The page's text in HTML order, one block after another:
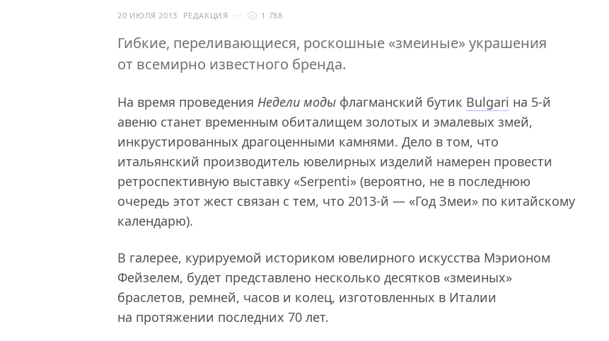
20 ИЮЛЯ 2013 РЕДАКЦИЯ 1 788
Гибкие, переливающиеся, роскошные «змеиные» украшения
от всемирно известного бренда.
На время проведения Недели моды флагманский бутик Bulgari на 5-й
авеню станет временным обиталищем золотых и эмалевых змей,
инкрустированных драгоценными камнями. Дело в том, что
итальянский производитель ювелирных изделий намерен провести
ретроспективную выставку «Serpenti» (вероятно, не в последнюю
очередь этот жест связан с тем, что 2013-й — «Год Змеи» по китайскому
календарю).
В галерее, курируемой историком ювелирного искусства Мэрионом
Фейзелем, будет представлено несколько десятков «змеиных»
браслетов, ремней, часов и колец, изготовленных в Италии
на протяжении последних 70 лет.